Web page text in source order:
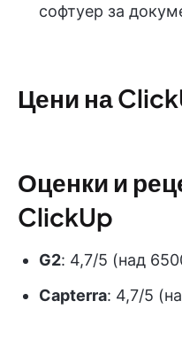
софтуер за
Цени на
Оценки и
ClickUp
G2: 4,7/5 (над
Capterra: 4,7/5